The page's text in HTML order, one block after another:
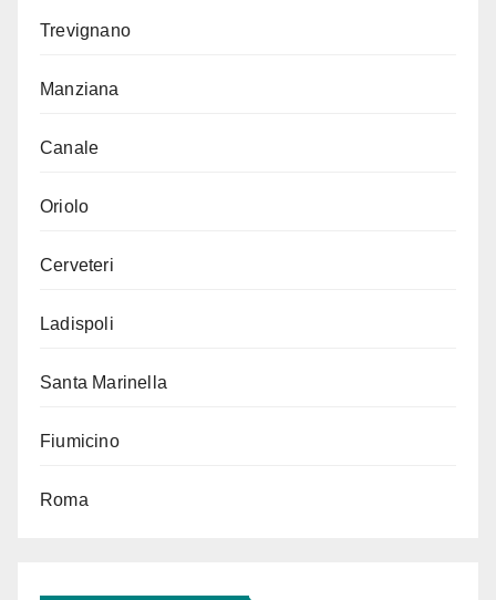
Trevignano
Manziana
Canale
Oriolo
Cerveteri
Ladispoli
Santa Marinella
Fiumicino
Roma